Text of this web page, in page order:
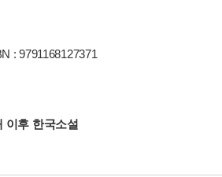
: 9791168127371
이후 한국소설